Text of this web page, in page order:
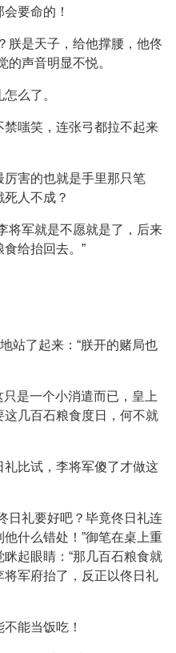
要命的！
朕是天子，给他撑腰，他佟
的声音明显不悦。
么了。
嗤笑，连张弓都拉不起来
害的也就是手里那只笔
人不成？
将军就是不愿就是了，后来
给抬回去。”
站了起来：“朕开的赌局也
只是一个小消遣而已，皇上
几百石粮食度日，何不就
比试，李将军傻了才做这
日礼要好吧？毕竟佟日礼连
什么错处！”御笔在桌上重
起眼睛：“那几百石粮食就
军府抬了，反正以佟日礼
能当饭吃！